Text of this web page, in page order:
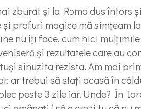
zburat și la Roma dus întors
prafuri magice mă simțeam
nu îți face, cum nici
și rezultatele care au
sinuzita rezista. Am mai
ar trebui să stați acasă în
peste 3 zile iar. Unde? În